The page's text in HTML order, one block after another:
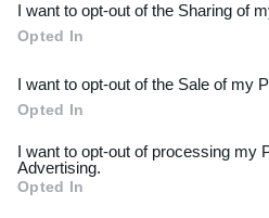
Downstream Participants
third parties.
I want to opt-out of the Sharing of
Opted In
I want to opt-out of the Sale of my
Opted In
I want to opt-out of processing my
Advertising.
Opted In